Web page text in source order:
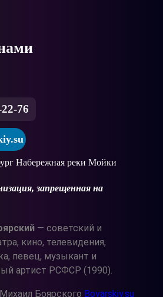
76
Набережная реки Мойки
запрещенная на
— советский и
кино, телевидения,
певец, музыкант и
артист РСФСР (1990).
Боярского Boyarskiy.su